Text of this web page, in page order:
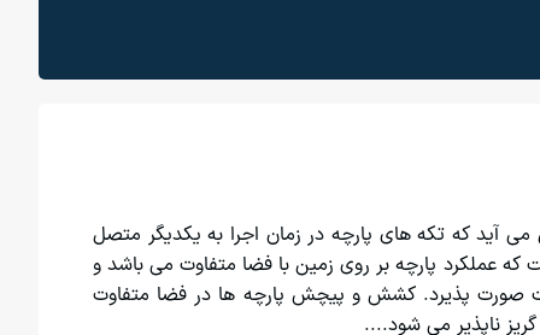
آید که تکه های پارچه در زمان اجرا به یکدیگر متصل
عملکرد پارچه بر روی زمین با فضا متفاوت می باشد و
صورت پذیرد. کشش و پیچش پارچه ها در فضا متفاوت
ناپذیر می شود....